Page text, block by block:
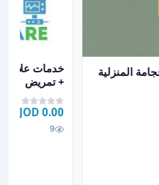
لخدمات الحجامة المنزلية
المنزلية
عرض تفاصيل
خدمات علاج
+ تمريض
0.00 JOD
9